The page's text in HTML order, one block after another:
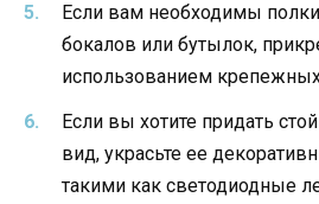
Если вам необходимы
бокалов или бутылок,
использованием
Если вы хотите придать
вид, украсьте ее
такими как светодиодные